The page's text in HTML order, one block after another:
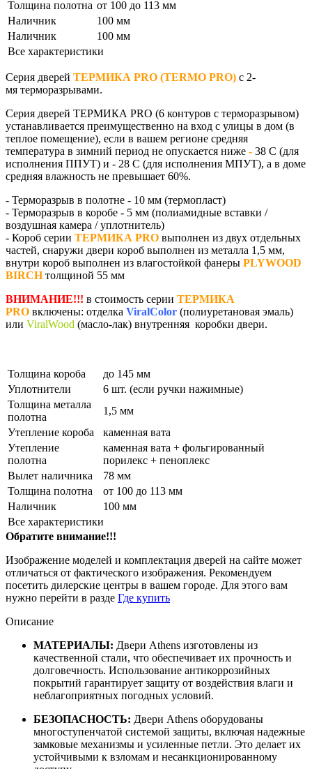
Толщина полотна от 100 до 113 мм
Наличник
100 мм
Наличник
100 мм
Все характеристики
Серия дверей ТЕРМИКА PRO (TERMO PRO) с 2-
мя терморазрывами.
Серия дверей ТЕРМИКА PRO (6 контуров с терморазрывом)
устанавливается преимущественно на вход с улицы в дом (в
теплое помещение), если в вашем регионе средняя
температура в зимний период не опускается ниже - 38 С (для
исполнения ППУТ) и - 28 С (для исполнения МПУТ), а в доме
средняя влажность не превышает 60%.
- Терморазрыв в полотне - 10 мм (термопласт)
- Терморазрыв в коробе - 5 мм (полиамидные вставки /
воздушная камера / уплотнитель)
- Короб серии ТЕРМИКА PRO выполнен из двух отдельных
частей, снаружи двери короб выполнен из металла 1,5 мм,
внутри короб выполнен из влагостойкой фанеры PLYWOOD
BIRCHтолщиной 55 мм
ВНИМАНИЕ!!! в стоимость серии ТЕРМИКА
PRO включены: отделка ViralColor (полиуретановая эмаль)
или ViralWood (масло-лак) внутренняя коробки двери.
Толщина короба
до 145 мм
Уплотнители
6 шт. (если ручки нажимные)
Толщина металла
полотна
1,5 мм
Утепление короба
каменная вата
Утепление
полотна
каменная вата + фольгированный
порилекс + пеноплекс
Вылет наличника
78 мм
Толщина полотна
от 100 до 113 мм
Наличник
100 мм
Все характеристики
Обратите внимание!!!
Изображение моделей и комплектация дверей на сайте может
отличаться от фактического изображения. Рекомендуем
посетить дилерские центры в вашем городе. Для этого вам
нужно перейти в разде Где купить
Описание
МАТЕРИАЛЫ: Двери Athens изготовлены из
качественной стали, что обеспечивает их прочность и
долговечность. Использование антикоррозийных
покрытий гарантирует защиту от воздействия влаги и
неблагоприятных погодных условий.
БЕЗОПАСНОСТЬ: Двери Athens оборудованы
многоступенчатой системой защиты, включая надежные
замковые механизмы и усиленные петли. Это делает их
устойчивыми к взломам и несанкционированному